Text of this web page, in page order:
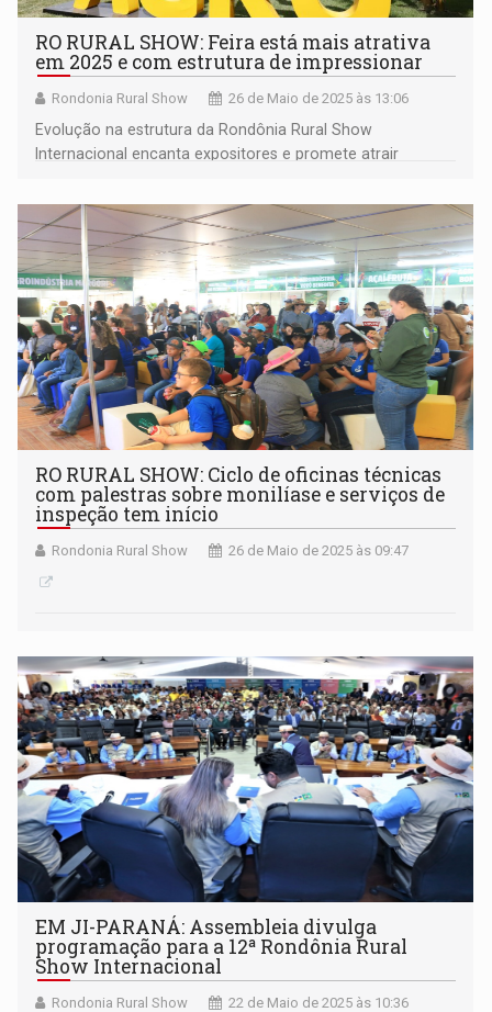
RO RURAL SHOW: Feira está mais atrativa
em 2025 e com estrutura de impressionar
Rondonia Rural Show 26 de Maio de 2025 às 13:06
Evolução na estrutura da Rondônia Rural Show
Internacional encanta expositores e promete atrair
RO RURAL SHOW: Ciclo de oficinas técnicas
com palestras sobre monilíase e serviços de
inspeção tem início
Rondonia Rural Show 26 de Maio de 2025 às 09:47
EM JI-PARANÁ: Assembleia divulga
programação para a 12ª Rondônia Rural
Show Internacional
Rondonia Rural Show 22 de Maio de 2025 às 10:36